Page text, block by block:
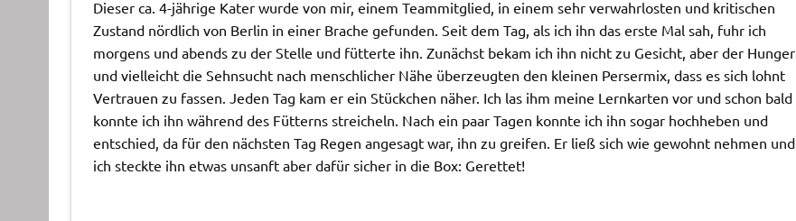
Dieser ca. 4-jährige Kater wurde von mir, einem Teammitglied, in einem sehr verwahrlosten und kritischen
Zustand nördlich von Berlin in einer Brache gefunden. Seit dem Tag, als ich ihn das erste Mal sah, fuhr ich
morgens und abends zu der Stelle und fütterte ihn. Zunächst bekam ich ihn nicht zu Gesicht, aber der Hunger
und vielleicht die Sehnsucht nach menschlicher Nähe überzeugten den kleinen Persermix, dass es sich lohnt
Vertrauen zu fassen. Jeden Tag kam er ein Stückchen näher. Ich las ihm meine Lernkarten vor und schon bald
konnte ich ihn während des Fütterns streicheln. Nach ein paar Tagen konnte ich ihn sogar hochheben und
entschied, da für den nächsten Tag Regen angesagt war, ihn zu greifen. Er ließ sich wie gewohnt nehmen und
ich steckte ihn etwas unsanft aber dafür sicher in die Box: Gerettet!